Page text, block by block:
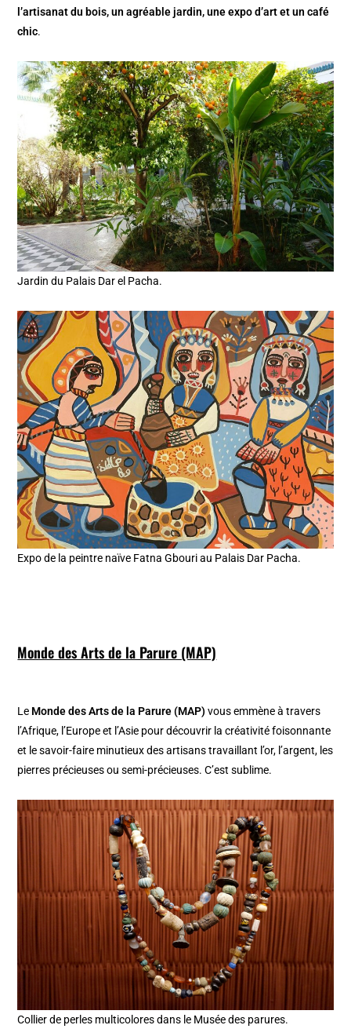
l’artisanat du bois, un agréable jardin, une expo d’art et un café
chic.
Jardin du Palais Dar el Pacha.
Expo de la peintre naïve Fatna Gbouri au Palais Dar Pacha.
Monde des Arts de la Parure (MAP)
Le Monde des Arts de la Parure (MAP) vous emmène à travers
l’Afrique, l’Europe et l’Asie pour découvrir la créativité foisonnante
et le savoir-faire minutieux des artisans travaillant l’or, l’argent, les
pierres précieuses ou semi-précieuses. C’est sublime.
Collier de perles multicolores dans le Musée des parures.